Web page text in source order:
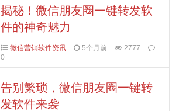
揭秘！微信朋友圈一键转发软
件的神奇魅力
微信营销软件资讯 5个月前
2777
0
告别繁琐，微信朋友圈一键转
发软件来袭